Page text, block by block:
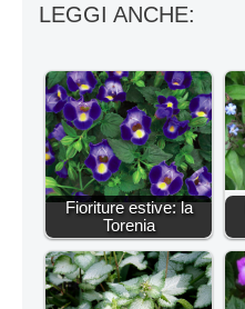
LEGGI ANCHE:
Fioriture estive: la
Torenia